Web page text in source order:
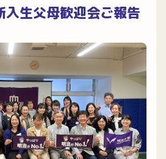
入生父母歓迎会ご報告